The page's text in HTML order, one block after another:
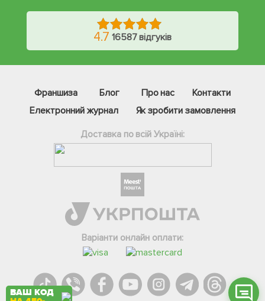
4.7 16587 відгуків
Франшиза Блог Про нас
Контакти
Електронний журнал
Як зробити замовлення
Доставка по всій Україні:
Варіанти онлайн оплати:
Інстаграм
Онлайн чат
ВАШ КОД